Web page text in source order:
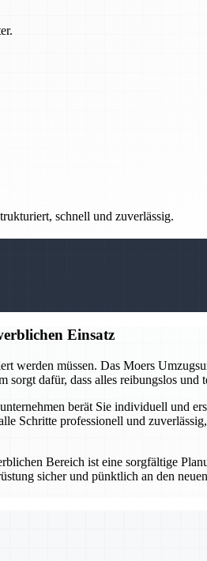
schnell und zuverlässig.
Einsatz
müssen. Das Moers
dafür, dass alles reibungslos und
berät Sie individuell und
Schritte professionell und
Bereich ist eine sorgfältige
sicher und pünktlich an den